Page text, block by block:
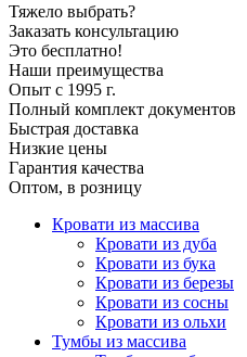
Тяжело выбрать?
Заказать консультацию
Это бесплатно!
Наши преимущества
Опыт с 1995 г.
Полный комплект документов
Быстрая доставка
Низкие цены
Гарантия качества
Оптом, в розницу
Кровати из массива
Кровати из дуба
Кровати из бука
Кровати из березы
Кровати из сосны
Кровати из ольхи
Тумбы из массива